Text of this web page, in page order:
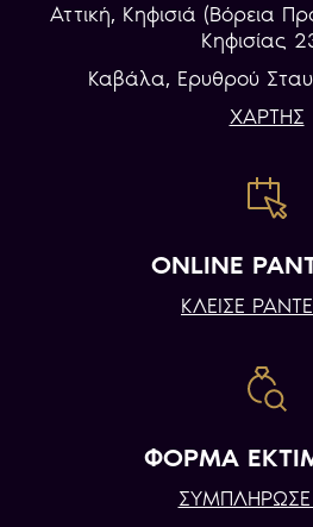
Αττική, Κηφισιά (Βόρεια
Κηφισίας
Καβάλα, Eρυθρού
ΧΑΡΤΗΣ
ONLINE
ΚΛΕΙΣΕ
ΦΟΡΜΑ